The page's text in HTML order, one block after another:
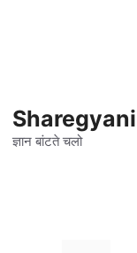
ज्ञान बांटते चलो